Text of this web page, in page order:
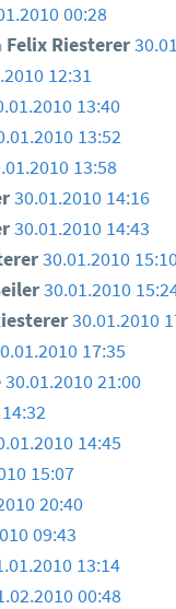
00:28
Felix Riesterer
12:31
13:40
13:52
13:58
30.01.2010 14:16
30.01.2010 14:43
30.01.2010
30.01.2010
30.01.2010
17:35
30.01.2010 21:00
14:45
15:07
20:40
09:43
13:14
00:48